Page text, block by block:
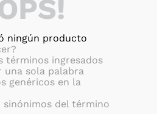
ningún producto
términos ingresados
sola palabra
genéricos en la
del término